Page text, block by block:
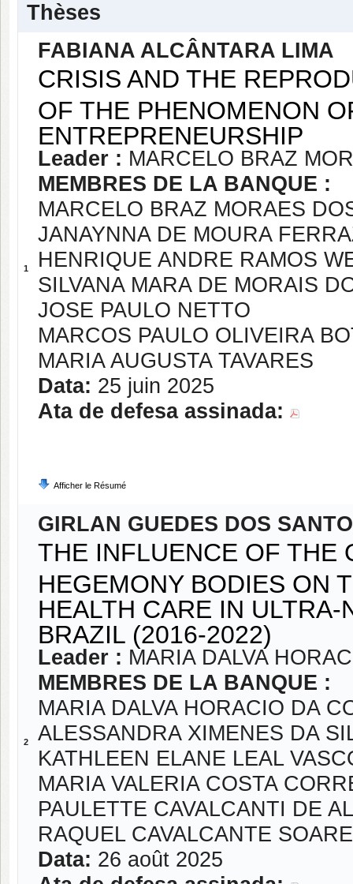
Thèses
1
FABIANA ALCÂNTARA LIMA
CRISIS AND THE
OF THE PHENOMENON
ENTREPRENEURSHIP
Leader : MARCELO BRAZ
MEMBRES DE LA BANQUE :
MARCELO BRAZ MORAES
JANAYNNA DE MOURA
HENRIQUE ANDRE RAMOS
SILVANA MARA DE MORAIS
JOSE PAULO NETTO
MARCOS PAULO OLIVEIRA
MARIA AUGUSTA TAVARES
Data: 25 juin 2025
Ata de defesa assinada:
Afficher le Résumé
2
GIRLAN GUEDES DOS
THE INFLUENCE OF THE
HEGEMONY BODIES ON
HEALTH CARE IN
BRAZIL (2016-2022)
Leader : MARIA DALVA
MEMBRES DE LA BANQUE :
MARIA DALVA HORACIO DA
ALESSANDRA XIMENES DA
KATHLEEN ELANE LEAL
MARIA VALERIA COSTA
PAULETTE CAVALCANTI DE
RAQUEL CAVALCANTE
Data: 26 août 2025